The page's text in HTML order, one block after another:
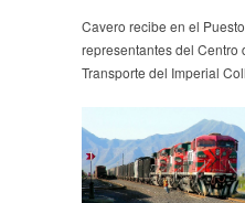
Cavero recibe en el
representantes del Centro
Transporte del Imperial